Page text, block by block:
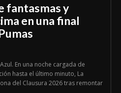
fantasmas y
en una final
En una noche cargada de
hasta el último minuto, La
del Clausura 2026 tras remontar